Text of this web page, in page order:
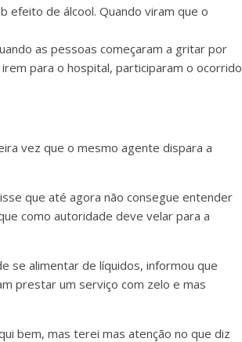
efeito de álcool. Quando viram que o
as pessoas começaram a gritar por
para o hospital, participaram o ocorrido
vez que o mesmo agente dispara a
que até agora não consegue entender
como autoridade deve velar para a
se alimentar de líquidos, informou que
prestar um serviço com zelo e mas
bem, mas terei mas atenção no que diz